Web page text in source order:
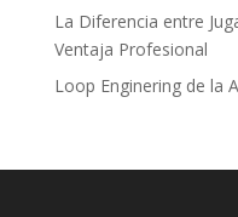
La Diferencia entre
Ventaja Profesional
Loop Enginering de la